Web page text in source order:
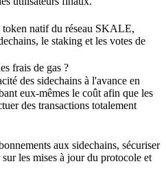
natif du réseau SKALE,
le staking et les votes de
frais de gas ?
des sidechains à l'avance en
eux-mêmes le coût afin que les
des transactions totalement
aux sidechains, sécuriser
les mises à jour du protocole et